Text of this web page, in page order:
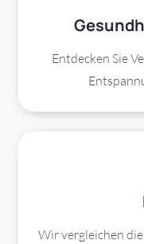
Entdecken Sie
Wir vergleichen